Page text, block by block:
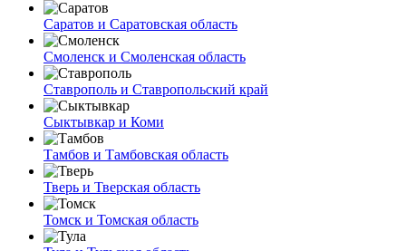
Саратов и Саратовская область
Смоленск и Смоленская область
Ставрополь и Ставропольский край
Сыктывкар и Коми
Тамбов и Тамбовская область
Тверь и Тверская область
Томск и Томская область